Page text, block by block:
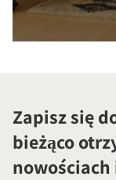
Zapisz się
bieżąco